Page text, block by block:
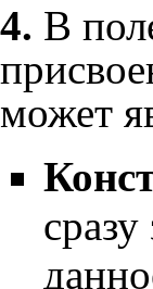
4. В
может